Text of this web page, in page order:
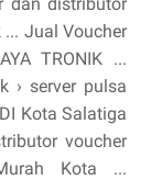
Jual Voucher
TRONIK ...
› server pulsa
Kota Salatiga
voucher
Kota ...